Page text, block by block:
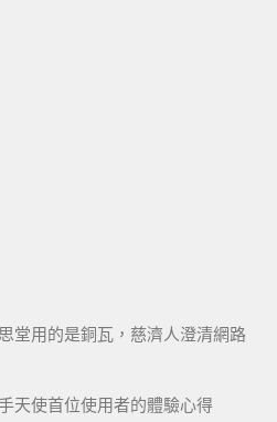
堂用的是銅瓦，慈濟人澄清網路
天使首位使用者的體驗心得